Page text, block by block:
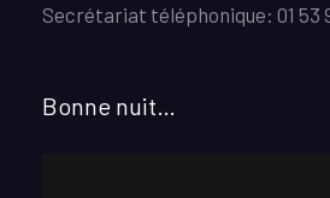
Secrétariat téléphonique: 01 53
Bonne nuit…